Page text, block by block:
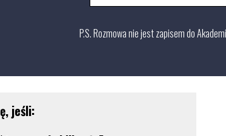
P.S. Rozmowa nie jest zapisem do
jeśli: